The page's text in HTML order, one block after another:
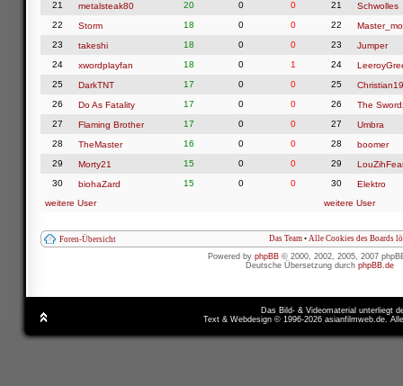
21
metalsteak80 20 0
0
22
Storm 18 0
0
23
takeshi 18 0
0
24
xwordplayfan 18 0
1
25
DarkTNT 17 0
0
26
Do As Fatality 17 0
0
27
Flaming Brother 17 0
0
28
TheMaster 16 0
0
29
Morty21 15 0
0
30
biohaZard 15 0
0
weitere User
21
Schwolles
22
Master_mo
23
Jumper
24
25
26
The
27
Umbra
28
boomer
29
30
Elektro
weitere User
Foren-Übersicht Das Team • Alle Cookies des Boards
Powered by phpBB © 2000, 2002, 2005, 2007
Deutsche Übersetzung durch phpBB.de
Das Bild- & Videomaterial unterliegt
Text & Webdesign © 1996-2026 asianfilmweb.de.